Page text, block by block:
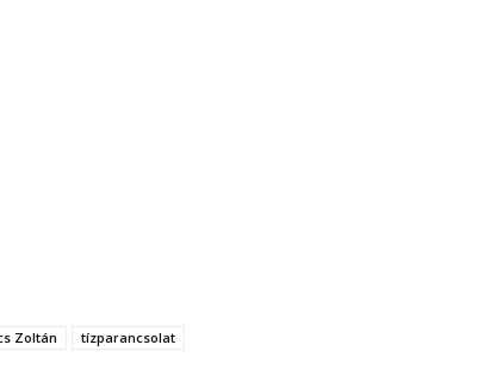
Zoltán tízparancsolat